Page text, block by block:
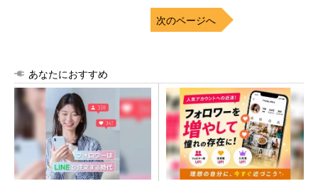
次のページへ
あなたにおすすめ